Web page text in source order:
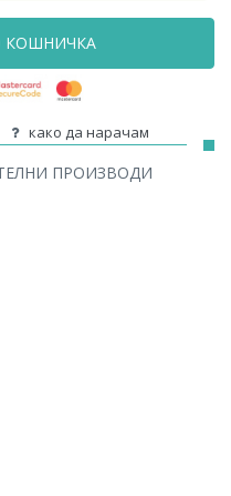
КОШНИЧКА
како да нарачам
ПРОИЗВОДИ